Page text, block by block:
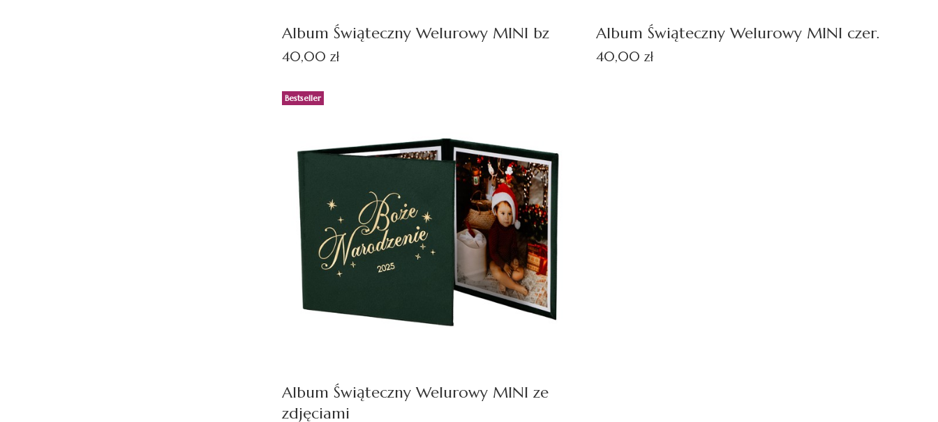
Album Świąteczny Welurowy MINI bz
Cena
40,00 zł
Album Świąteczny Welurowy MINI czer.
Cena
40,00 zł
Bestseller
Album Świąteczny Welurowy MINI ze
zdjęciami